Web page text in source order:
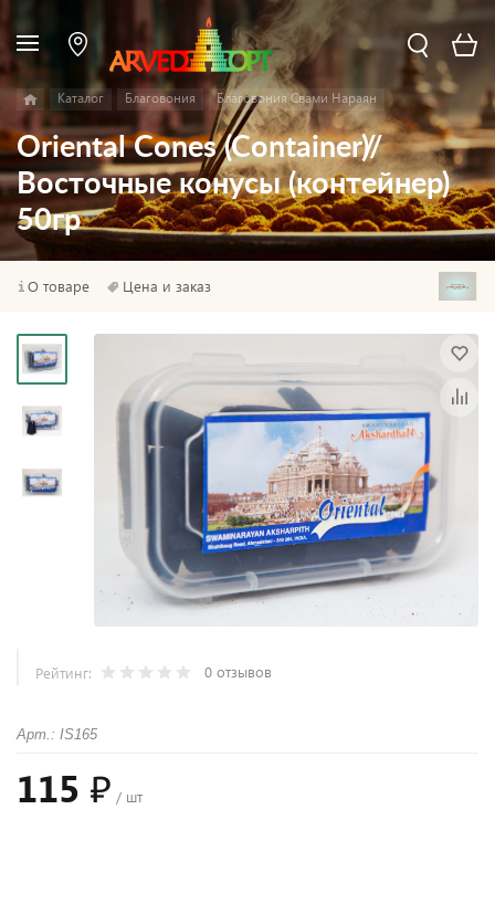
Каталог Благовония Благовония Свами Нараян
Oriental Cones (Container)//
Восточные конусы (контейнер)
50гр
О товаре Цена и заказ
Рейтинг: 0 отзывов
Арт.: IS165
115 ₽ / шт